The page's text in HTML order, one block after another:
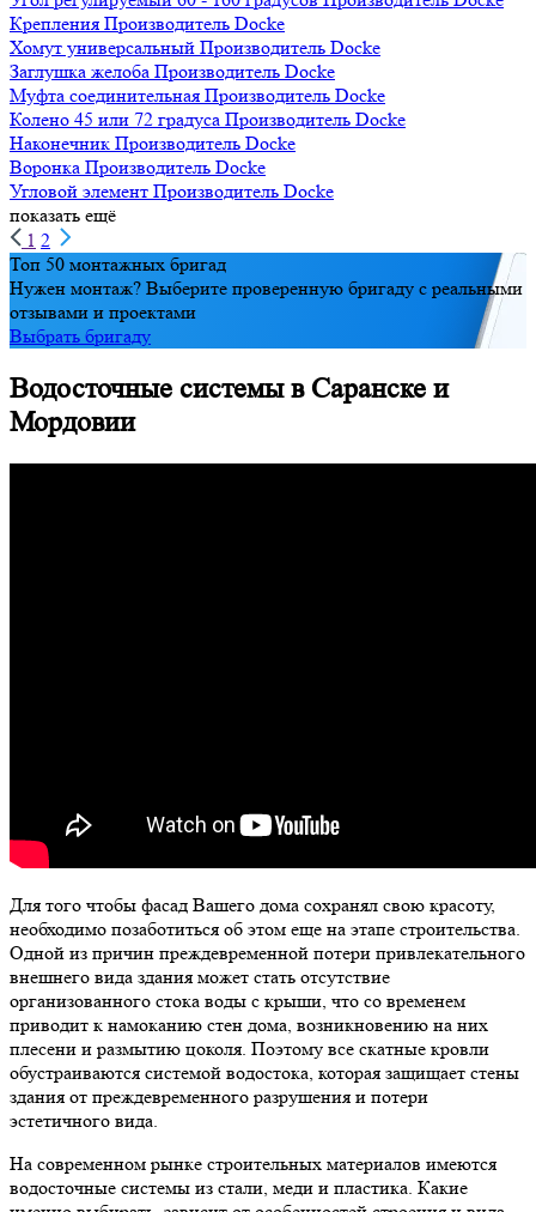
Крепления Производитель Docke
Хомут универсальный Производитель Docke
Заглушка желоба Производитель Docke
Муфта соединительная Производитель Docke
Колено 45 или 72 градуса Производитель Docke
Наконечник Производитель Docke
Воронка Производитель Docke
Угловой элемент Производитель Docke
показать ещё
1 2
Топ 50 монтажных бригад
Нужен монтаж? Выберите проверенную бригаду с реальными
отзывами и проектами
Выбрать бригаду
Водосточные системы в Саранске и
Мордовии
Для того чтобы фасад Вашего дома сохранял свою красоту,
необходимо позаботиться об этом еще на этапе строительства.
Одной из причин преждевременной потери привлекательного
внешнего вида здания может стать отсутствие
организованного стока воды с крыши, что со временем
приводит к намоканию стен дома, возникновению на них
плесени и размытию цоколя. Поэтому все скатные кровли
обустраиваются системой водостока, которая защищает стены
здания от преждевременного разрушения и потери
эстетичного вида.
На современном рынке строительных материалов имеются
водосточные системы из стали, меди и пластика. Какие